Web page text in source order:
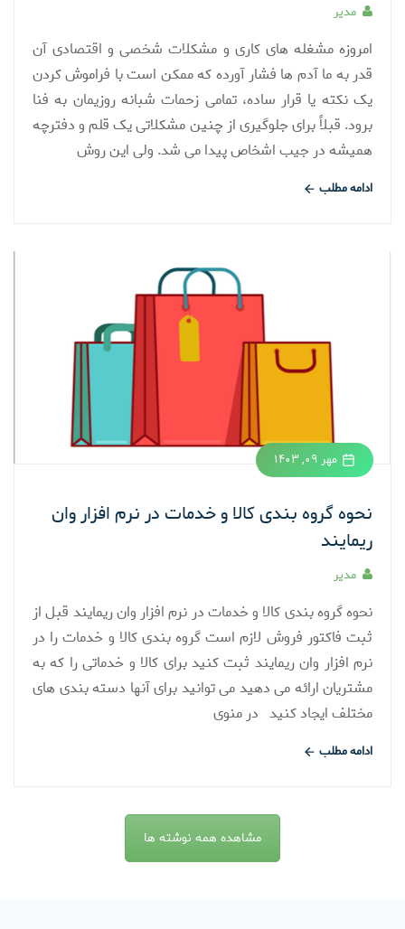
مدیر
امروزه مشغله های کاری و مشکلات شخصی و اقتصادی آن
قدر به ما آدم ها فشار آورده که ممکن است با فراموش کردن
یک نکته یا قرار ساده، تمامی زحمات شبانه روزیمان به فنا
برود. قبلاً برای جلوگیری از چنین مشکلاتی یک قلم و دفترچه
همیشه در جیب اشخاص پیدا می شد. ولی این روش
ادامه مطلب
مهر ۰۹, ۱۴۰۳
نحوه گروه بندی کالا و خدمات در نرم افزار وان
ریمایند
مدیر
نحوه گروه بندی کالا و خدمات در نرم افزار وان ریمایند قبل از
ثبت فاکتور فروش لازم است گروه بندی کالا و خدمات را در
نرم افزار وان ریمایند ثبت کنید برای کالا و خدماتی را که به
مشتریان ارائه می دهید می توانید برای آنها دسته بندی های
مختلف ایجاد کنید در منوی
ادامه مطلب
مشاهده همه نوشته ها